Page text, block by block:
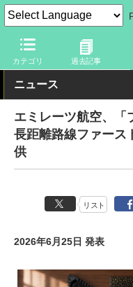
カテゴリ 過去記事
トラベル Watch 企業・政
ニュース
エミレーツ航空、「
長距離路線ファース
供
リスト
2026年6月25日 発表